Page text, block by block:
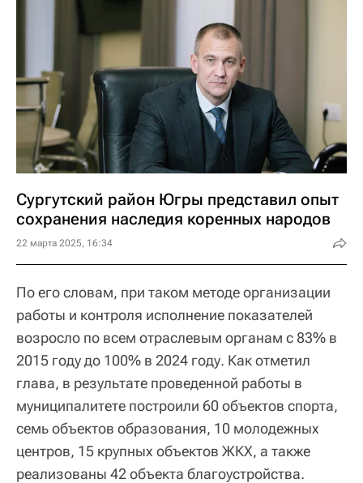
Сургутский район Югры представил опыт
сохранения наследия коренных народов
22 марта 2025, 16:34
По его словам, при таком методе организации
работы и контроля исполнение показателей
возросло по всем отраслевым органам с 83% в
2015 году до 100% в 2024 году. Как отметил
глава, в результате проведенной работы в
муниципалитете построили 60 объектов спорта,
семь объектов образования, 10 молодежных
центров, 15 крупных объектов ЖКХ, а также
реализованы 42 объекта благоустройства.